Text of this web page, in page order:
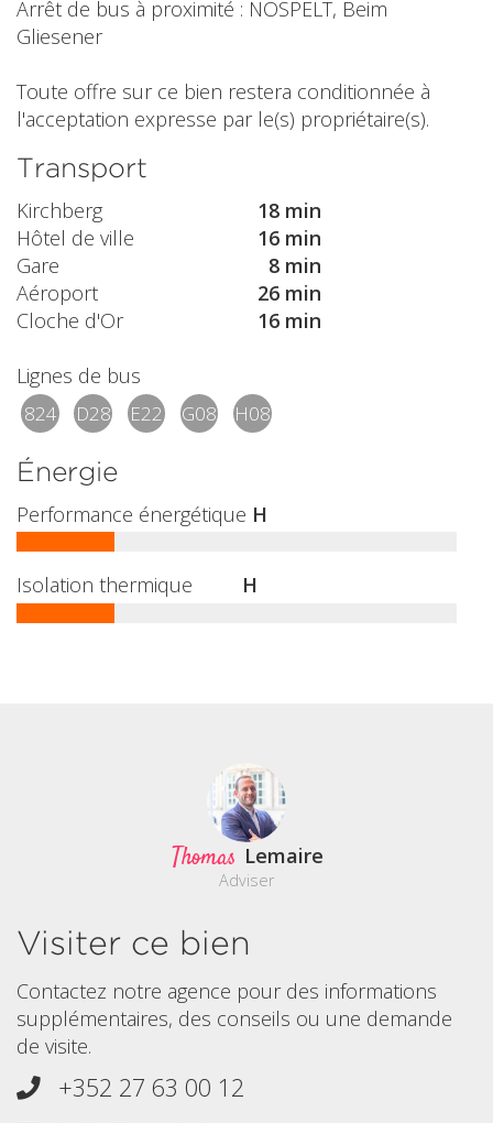
Arrêt de bus à proximité : NOSPELT, Beim
Gliesener
Toute offre sur ce bien restera conditionnée à
l'acceptation expresse par le(s) propriétaire(s).
Transport
Kirchberg
18 min
Hôtel de ville
16 min
Gare
8 min
Aéroport
26 min
Cloche d'Or
16 min
Lignes de bus
824 D28 E22 G08 H08
Énergie
Performance énergétique H
Isolation thermique H
Thomas Lemaire
Adviser
Visiter ce bien
Contactez notre agence pour des informations
supplémentaires, des conseils ou une demande
de visite.
+352 27 63 00 12